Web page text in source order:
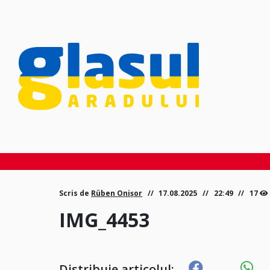
Scris de Rüben Onișor 17.08.2025 22:49 17
IMG_4453